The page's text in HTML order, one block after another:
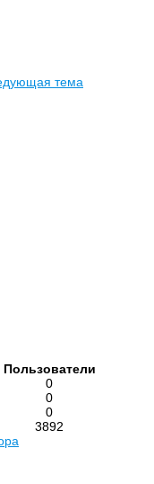
тема
Пользователи
0
0
0
3892